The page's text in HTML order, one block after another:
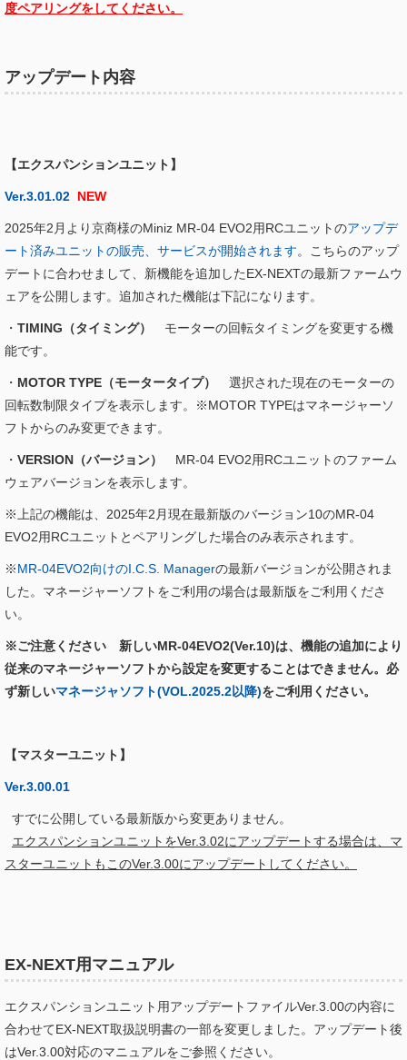
度ペアリングをしてください。
アップデート内容
【エクスパンションユニット】
Ver.3.01.02 NEW
2025年2月より京商様のMiniz MR-04 EVO2用RCユニットのアップデ
ート済みユニットの販売、サービスが開始されます。こちらのアップ
デートに合わせまして、新機能を追加したEX-NEXTの最新ファームウ
ェアを公開します。追加された機能は下記になります。
・ TIMING（タイミング）
モーターの回転タイミングを変更する機
能です。
・ MOTOR TYPE（モータータイプ）
選択された現在のモーターの
回転数制限タイプを表示します。※MOTOR TYPEはマネージャーソ
フトからのみ変更できます。
・ VERSION（バージョン）
MR-04 EVO2用RCユニットのファーム
ウェアバージョンを表示します。
※上記の機能は、2025年2月現在最新版のバージョン10のMR-04
EVO2用RCユニットとペアリングした場合のみ表示されます。
※MR-04EVO2向けのI.C.S. Managerの最新バージョンが公開されま
した。マネージャーソフトをご利用の場合は最新版をご利用くださ
い。
※ご注意ください 新しいMR-04EVO2(Ver.10)は、機能の追加により
従来のマネージャーソフトから設定を変更することはできません。必
ず新しいマネージャソフト(VOL.2025.2以降)をご利用ください。
【マスターユニット】
Ver.3.00.01
すでに公開している最新版から変更ありません。
エクスパンションユニットをVer.3.02にアップデートする場合は、マ
スターユニットもこのVer.3.00にアップデートしてください。
EX-NEXT用マニュアル
エクスパンションユニット用アップデートファイルVer.3.00の内容に
合わせてEX-NEXT取扱説明書の一部を変更しました。アップデート後
はVer.3.00対応のマニュアルをご参照ください。